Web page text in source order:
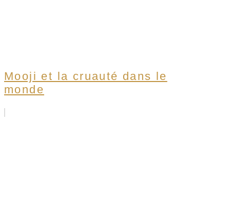
Mooji et la cruauté dans le
monde